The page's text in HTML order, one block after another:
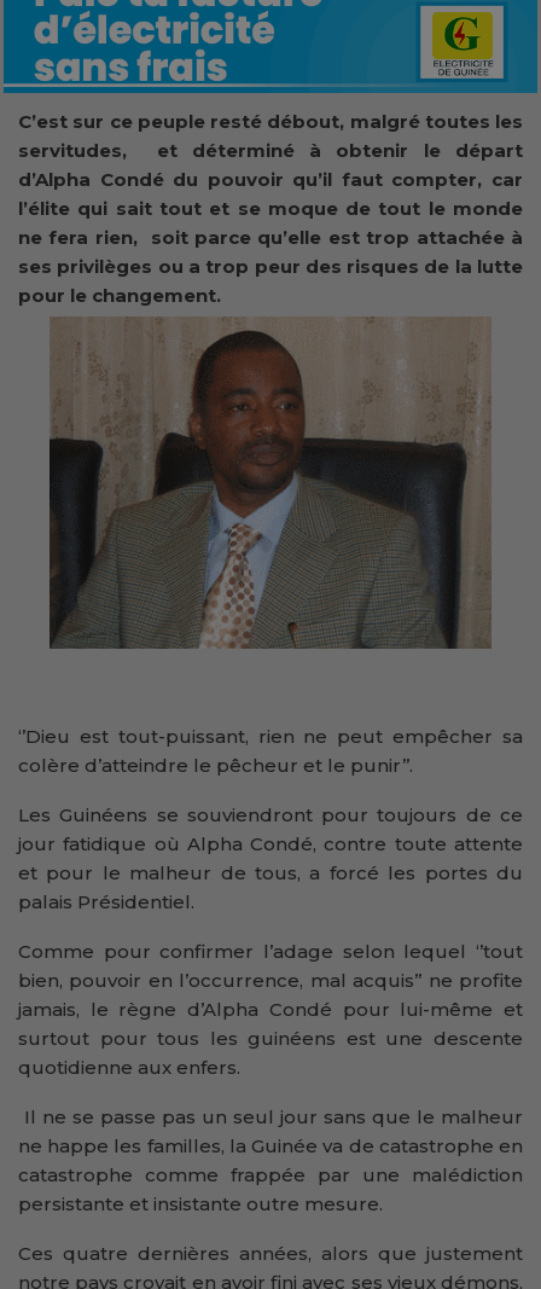
C’est sur ce peuple resté débout, malgré toutes les
servitudes, et déterminé à obtenir le départ
d’Alpha Condé du pouvoir qu’il faut compter, car
l’élite qui sait tout et se moque de tout le monde
ne fera rien, soit parce qu’elle est trop attachée à
ses privilèges ou a trop peur des risques de la lutte
pour le changement.
‘’Dieu est tout-puissant, rien ne peut empêcher sa
colère d’atteindre le pêcheur et le punir’’.
Les Guinéens se souviendront pour toujours de ce
jour fatidique où Alpha Condé, contre toute attente
et pour le malheur de tous, a forcé les portes du
palais Présidentiel.
Comme pour confirmer l’adage selon lequel ‘’tout
bien, pouvoir en l’occurrence, mal acquis’’ ne profite
jamais, le règne d’Alpha Condé pour lui-même et
surtout pour tous les guinéens est une descente
quotidienne aux enfers.
Il ne se passe pas un seul jour sans que le malheur
ne happe les familles, la Guinée va de catastrophe en
catastrophe comme frappée par une malédiction
persistante et insistante outre mesure.
Ces quatre dernières années, alors que justement
notre pays croyait en avoir fini avec ses vieux démons,